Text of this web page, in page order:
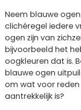
Neem blauwe
clichéregel iedere
ogen zijn van
bijvoorbeeld het
oogkleuren dat is.
blauwe ogen
om wat voor
aantrekkelijk is?